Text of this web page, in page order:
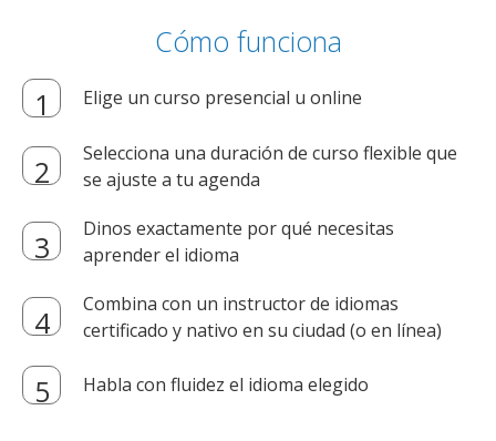
Cómo funciona
Elige un curso presencial u online
Selecciona una duración de curso flexible que
se ajuste a tu agenda
Dinos exactamente por qué necesitas
aprender el idioma
Combina con un instructor de idiomas
certificado y nativo en su ciudad (o en línea)
Habla con fluidez el idioma elegido